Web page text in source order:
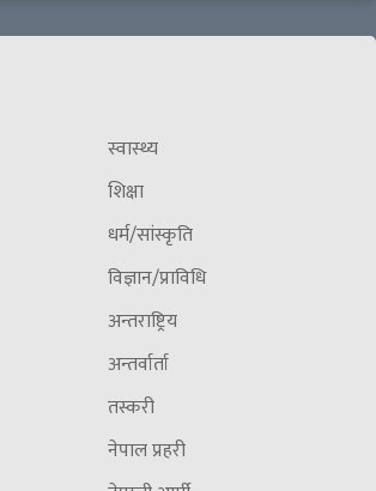
स्वास्थ्य
शिक्षा
धर्म/सांस्कृति
विज्ञान/प्राविधि
अन्तराष्ट्रिय
अन्तर्वार्ता
तस्करी
नेपाल प्रहरी